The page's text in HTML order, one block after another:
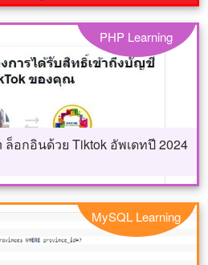
ล็อกอินด้วย Tiktok อัพเดทปี 2024
PHP Learning
MySQL Learning